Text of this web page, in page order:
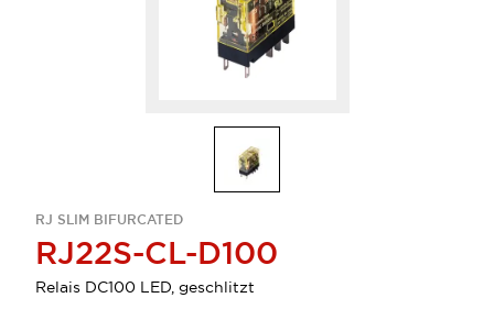
RJ SLIM BIFURCATED
RJ22S-CL-D100
Relais DC100 LED, geschlitzt